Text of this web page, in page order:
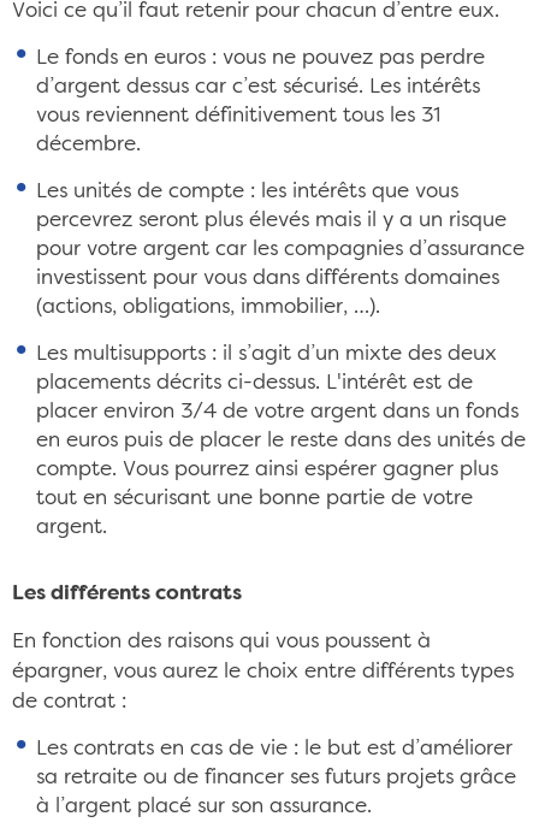
Voici ce qu’il faut retenir pour chacun d’entre eux.
Le fonds en euros : vous ne pouvez pas perdre
d’argent dessus car c’est sécurisé. Les intérêts
vous reviennent définitivement tous les 31
décembre.
Les unités de compte : les intérêts que vous
percevrez seront plus élevés mais il y a un risque
pour votre argent car les compagnies d’assurance
investissent pour vous dans différents domaines
(actions, obligations, immobilier, …).
Les multisupports : il s’agit d’un mixte des deux
placements décrits ci-dessus. L'intérêt est de
placer environ 3/4 de votre argent dans un fonds
en euros puis de placer le reste dans des unités de
compte. Vous pourrez ainsi espérer gagner plus
tout en sécurisant une bonne partie de votre
argent.
Les différents contrats
En fonction des raisons qui vous poussent à
épargner, vous aurez le choix entre différents types
de contrat :
Les contrats en cas de vie : le but est d’améliorer
sa retraite ou de financer ses futurs projets grâce
à l’argent placé sur son assurance.